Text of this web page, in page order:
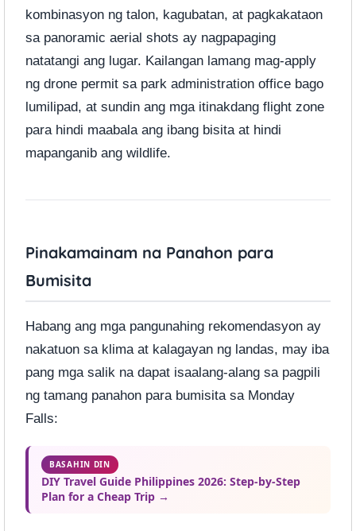
kombinasyon ng talon, kagubatan, at pagkakataon
sa panoramic aerial shots ay nagpapaging
natatangi ang lugar. Kailangan lamang mag-apply
ng drone permit sa park administration office bago
lumilipad, at sundin ang mga itinakdang flight zone
para hindi maabala ang ibang bisita at hindi
mapanganib ang wildlife.
Pinakamainam na Panahon para
Bumisita
Habang ang mga pangunahing rekomendasyon ay
nakatuon sa klima at kalagayan ng landas, may iba
pang mga salik na dapat isaalang-alang sa pagpili
ng tamang panahon para bumisita sa Monday
Falls:
BASAHIN DIN
DIY Travel Guide Philippines 2026: Step-by-Step
Plan for a Cheap Trip →